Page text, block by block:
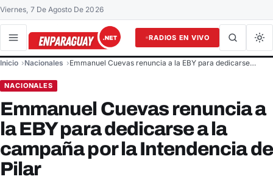
Viernes, 7 De Agosto De 2026
RADIOS EN VIVO
Buscar en el sitio
Inicio Nacionales Emmanuel Cuevas renuncia a la EBY para dedicarse…
NACIONALES
Emmanuel Cuevas renuncia a
la EBY para dedicarse a la
campaña por la Intendencia de
Pilar